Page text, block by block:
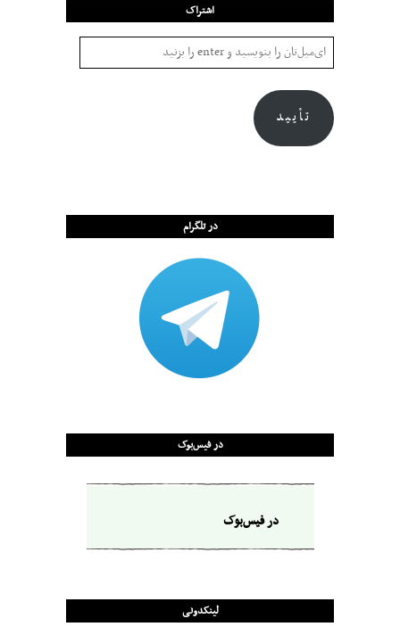
اشتراک
تأیید
در تلگرام
در فیس‌بوک
در فیس‌بوک
لینکدونی